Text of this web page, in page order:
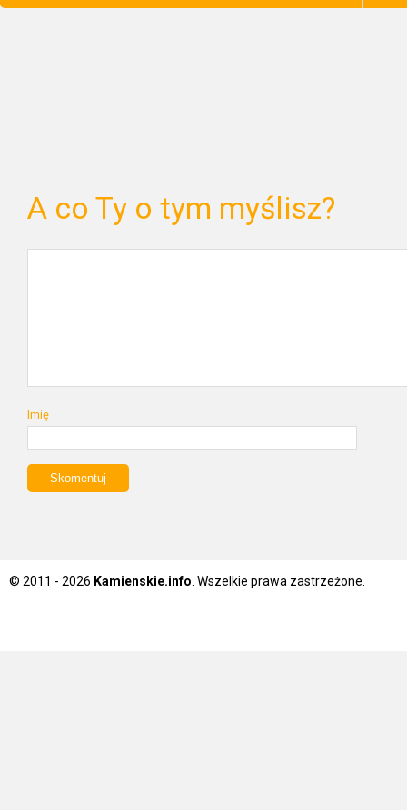
A co Ty o tym myślisz?
Imię
© 2011 - 2026 Kamienskie.info . Wszelkie prawa zastrzeżone.